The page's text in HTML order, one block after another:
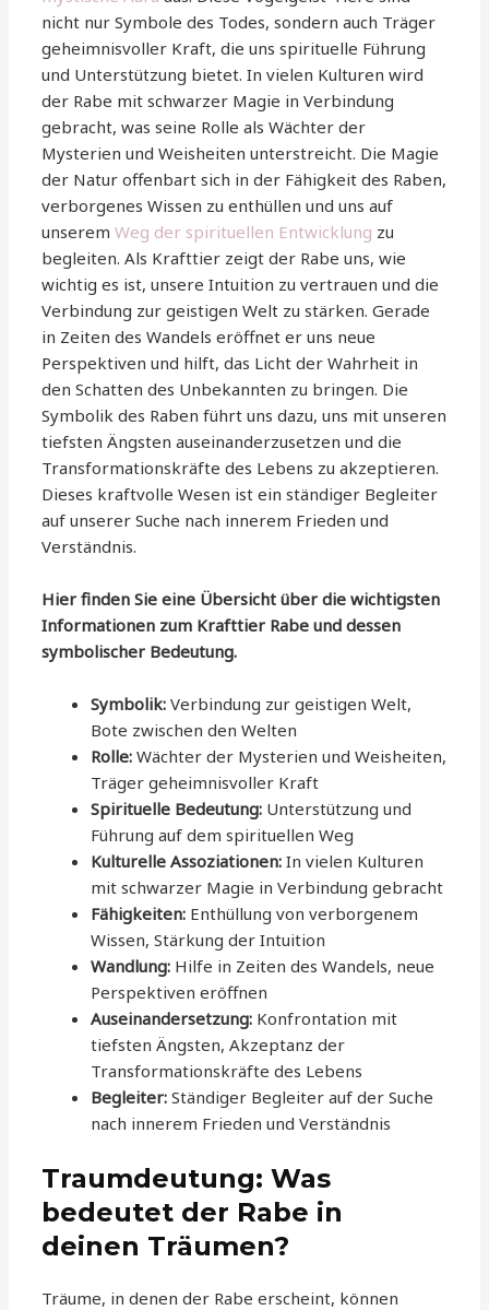
nicht nur Symbole des Todes, sondern auch Träger
geheimnisvoller Kraft, die uns spirituelle Führung
und Unterstützung bietet. In vielen Kulturen wird
der Rabe mit schwarzer Magie in Verbindung
gebracht, was seine Rolle als Wächter der
Mysterien und Weisheiten unterstreicht. Die Magie
der Natur offenbart sich in der Fähigkeit des Raben,
verborgenes Wissen zu enthüllen und uns auf
unseremWeg der spirituellen Entwicklung zu
begleiten. Als Krafttier zeigt der Rabe uns, wie
wichtig es ist, unsere Intuition zu vertrauen und die
Verbindung zur geistigen Welt zu stärken. Gerade
in Zeiten des Wandels eröffnet er uns neue
Perspektiven und hilft, das Licht der Wahrheit in
den Schatten des Unbekannten zu bringen. Die
Symbolik des Raben führt uns dazu, uns mit unseren
tiefsten Ängsten auseinanderzusetzen und die
Transformationskräfte des Lebens zu akzeptieren.
Dieses kraftvolle Wesen ist ein ständiger Begleiter
auf unserer Suche nach innerem Frieden und
Verständnis.
Hier finden Sie eine Übersicht über die wichtigsten
Informationen zum Krafttier Rabe und dessen
symbolischer Bedeutung.
Symbolik: Verbindung zur geistigen Welt,
Bote zwischen den Welten
Rolle: Wächter der Mysterien und Weisheiten,
Träger geheimnisvoller Kraft
Spirituelle Bedeutung: Unterstützung und
Führung auf dem spirituellen Weg
Kulturelle Assoziationen: In vielen Kulturen
mit schwarzer Magie in Verbindung gebracht
Fähigkeiten: Enthüllung von verborgenem
Wissen, Stärkung der Intuition
Wandlung: Hilfe in Zeiten des Wandels, neue
Perspektiven eröffnen
Auseinandersetzung: Konfrontation mit
tiefsten Ängsten, Akzeptanz der
Transformationskräfte des Lebens
Begleiter: Ständiger Begleiter auf der Suche
nach innerem Frieden und Verständnis
Traumdeutung: Was
bedeutet der Rabe in
deinen Träumen?
Träume, in denen der Rabe erscheint, können